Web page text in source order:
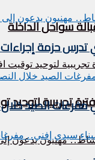
تجريبية
تدرس حزمة
الأول من 2026.. مؤشرات مقلقة